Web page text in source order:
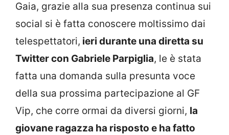
Gaia, grazie alla sua presenza continua sui
social si è fatta conoscere moltissimo dai
telespettatori, ieri durante una diretta su
Twitter con Gabriele Parpiglia, le è stata
fatta una domanda sulla presunta voce
della sua prossima partecipazione al GF
Vip, che corre ormai da diversi giorni, la
giovane ragazza ha risposto e ha fatto